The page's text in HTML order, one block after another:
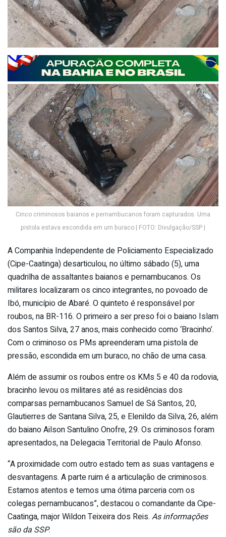
Cinco criminosos baianos e pernambucanos foram capturados. Uma
pistola estava escondida em um buraco | FOTO: Divulgação/SSP |
A Companhia Independente de Policiamento Especializado
(Cipe-Caatinga) desarticulou, no último sábado (5), uma
quadrilha de assaltantes baianos e pernambucanos. Os
militares localizaram os cinco integrantes, no povoado de
Ibó, município de Abaré. O quinteto é responsável por
roubos, na BR-116. O primeiro a ser preso foi o baiano Islam
dos Santos Silva, 27 anos, mais conhecido como ‘Bracinho’.
Com o criminoso os PMs apreenderam uma pistola de
pressão, escondida em um buraco, no chão de uma casa.
Além de assumir os roubos entre os KMs 5 e 40 da rodovia,
bracinho levou os militares até as residências dos
comparsas pernambucanos Samuel de Sá Santos, 20,
Glautierres de Santana Silva, 25, e Elenildo da Silva, 26, além
do baiano Ailson Santulino Onofre, 29. Os criminosos foram
apresentados, na Delegacia Territorial de Paulo Afonso.
“A proximidade com outro estado tem as suas vantagens e
desvantagens. A parte ruim é a articulação de criminosos.
Estamos atentos e temos uma ótima parceria com os
colegas pernambucanos”, destacou o comandante da Cipe-
Caatinga, major Wildon Teixeira dos Reis. As informações
são da SSP.